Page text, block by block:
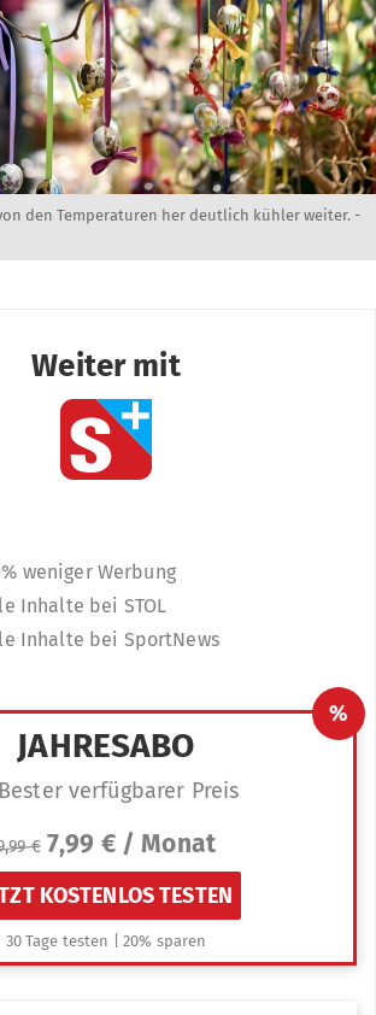
den Temperaturen her deutlich kühler weiter. -